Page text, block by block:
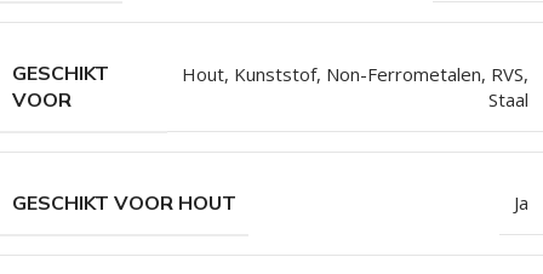
GESCHIKT
VOOR
Hout, Kunststof, Non-Ferrometalen, RVS,
Staal
GESCHIKT VOOR HOUT Ja